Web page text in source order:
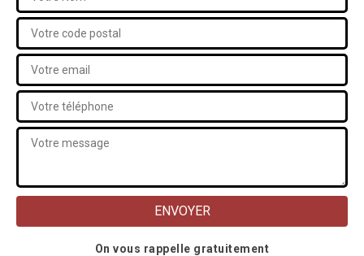
On vous rappelle gratuitement